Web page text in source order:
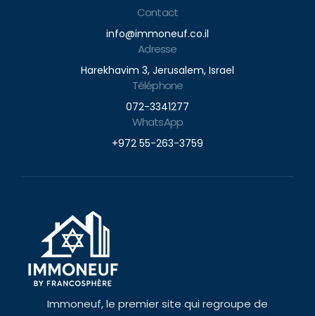
Contact
info@immoneuf.co.il
Adresse
Harekhavim 3, Jerusalem, Israel
Téléphone
072-3341277
WhatsApp
+972 55-263-3759
Immoneuf, le premier site qui regroupe de